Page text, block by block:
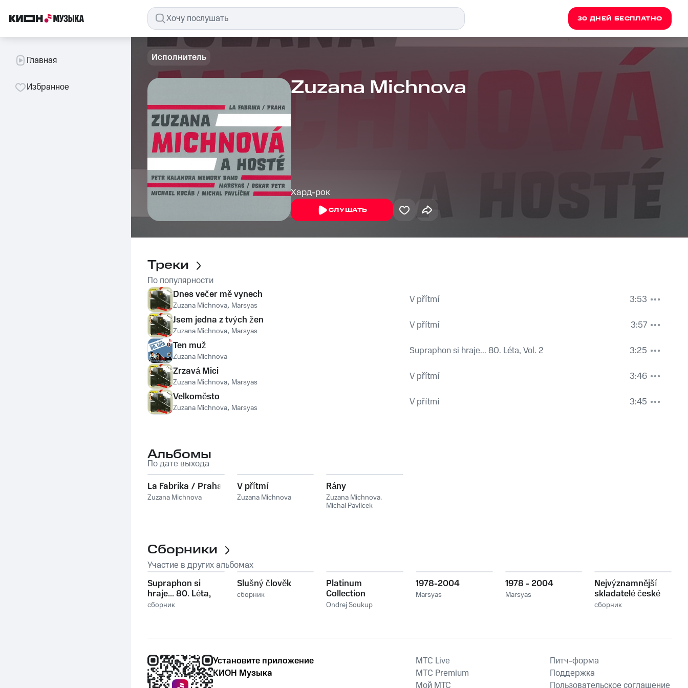
30 ДНЕЙ БЕСПЛАТНО
Главная
Избранное
Исполнитель
Zuzana Michnova
Хард-рок
СЛУШАТЬ
Треки
По популярности
Dnes večer mě vynech
Zuzana Michnova, Marsyas V přítmí
3:53
Jsem jedna z tvých žen
Zuzana Michnova, Marsyas V přítmí
3:57
Ten muž
Zuzana Michnova Supraphon si hraje... 80. Léta, Vol. 2
3:25
Zrzavá Mici
Zuzana Michnova, Marsyas V přítmí
3:46
Velkoměsto
Zuzana Michnova, Marsyas V přítmí 3:45
Альбомы
По дате выхода
La Fabrika / Praha
Zuzana Michnova
V přítmí
Zuzana Michnova
Rány
Zuzana Michnova,
Michal Pavlicek
Сборники
Участие в других альбомах
Supraphon si
hraje... 80. Léta,
Vol. 2
сборник
Slušný člověk
сборник
Platinum
Collection
Ondrej Soukup
1978-2004
Marsyas
1978 - 2004
Marsyas
Nejvýznamnější
skladatelé české
populární hudby
сборник
Установите приложение
КИОН Музыка
MTС Live
MTС Premium
Мой МТС
Питч-форма
Поддержка
Пользовательское соглашение